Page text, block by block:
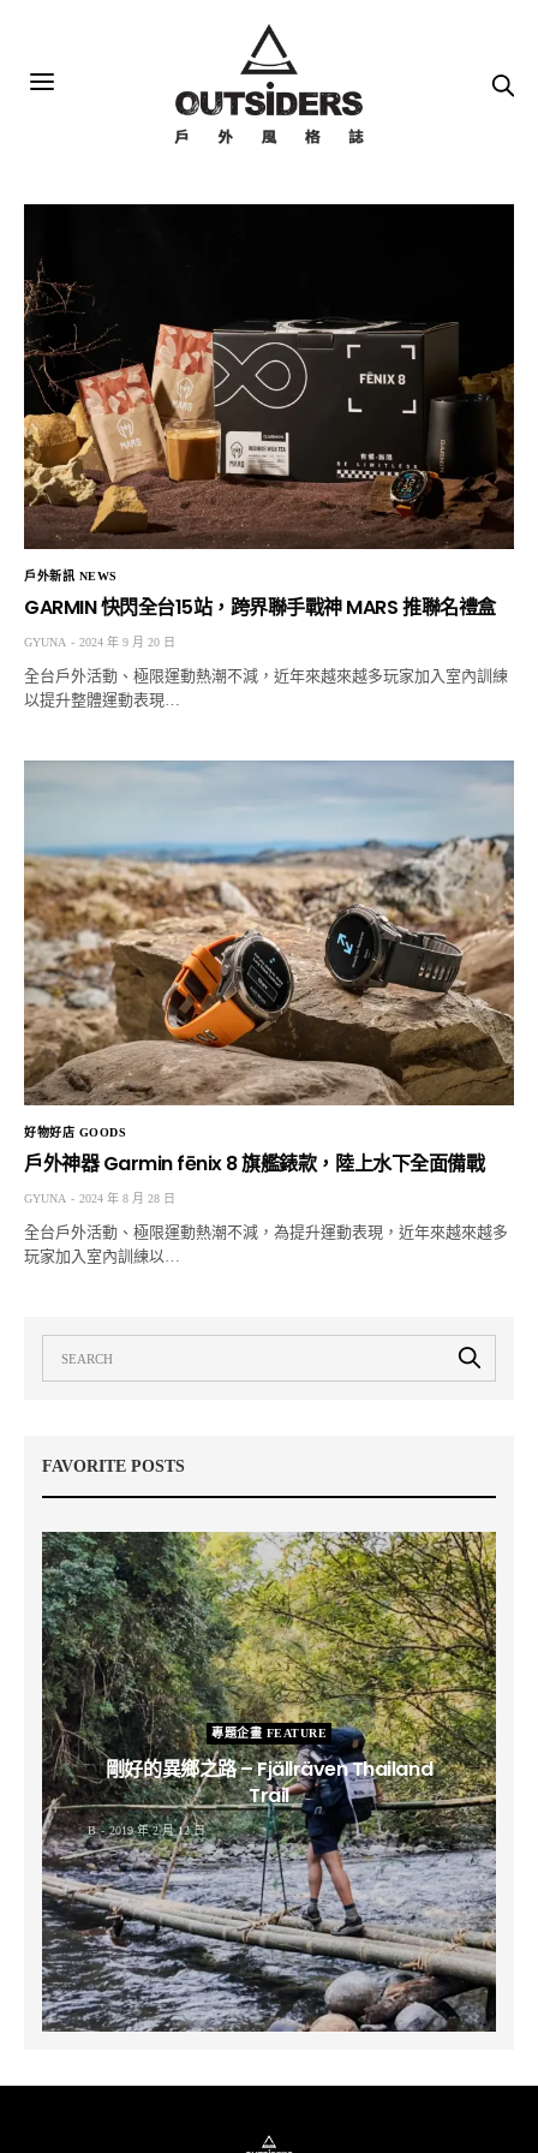
戶外新訊 NEWS
GARMIN 快閃全台15站，跨界聯手戰神 MARS 推聯名禮盒
GYUNA 2024 年 9 月 20 日
全台戶外活動、極限運動熱潮不減，近年來越來越多玩家加入室內訓練
以提升整體運動表現…
好物好店 GOODS
戶外神器 Garmin fēnix 8 旗艦錶款，陸上水下全面備戰
GYUNA 2024 年 8 月 28 日
全台戶外活動、極限運動熱潮不減，為提升運動表現，近年來越來越多
玩家加入室內訓練以…
FAVORITE POSTS
專題企畫 FEATURE
剛好的異鄉之路 – Fjällräven Thailand
Trail
B 2019 年 2 月 12 日